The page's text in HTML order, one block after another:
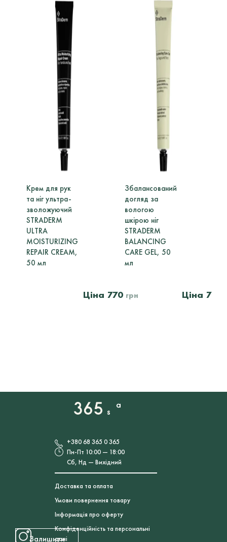
Крем для рук
та ніг ультра-
зволожуючий
STRADERM
ULTRA
MOISTURIZING
REPAIR CREAM,
50 мл
770 грн
Збалансований
догляд за
вологою
шкірою ніг
STRADERM
BALANCING
CARE GEL, 50
мл
705
+380 68 365 0 365
Пн-Пт 10:00 — 18:00
Сб, Нд — Вихідний
Доставка та оплата
Умови повернення товару
Інформація про оферту
Конфіденційність та персональні
дані
Залишити